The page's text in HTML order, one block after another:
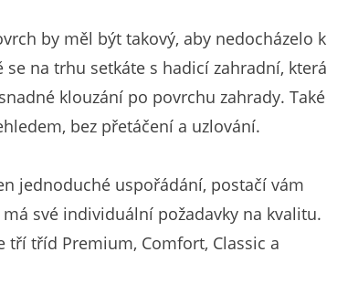
by měl být takový, aby nedocházelo k
na trhu setkáte s hadicí zahradní, která
klouzání po povrchu zahrady. Také
bez přetáčení a uzlování.
jednoduché uspořádání, postačí vám
své individuální požadavky na kvalitu.
tří tříd Premium, Comfort, Classic a